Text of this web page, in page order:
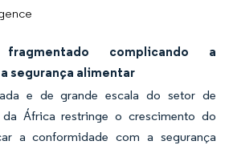
complicando a
segurança alimentar
e de grande escala do setor de
África restringe o crescimento do
a conformidade com a segurança